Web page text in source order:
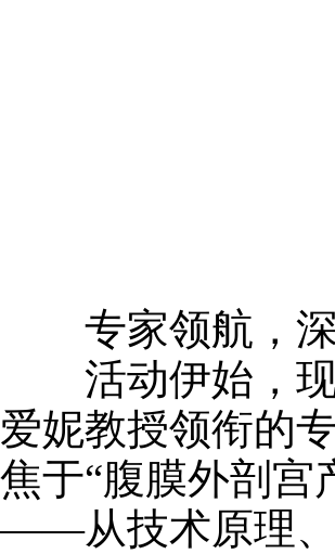
专家领航，深
活动伊始，现
爱妮教授领衔的
焦于“腹膜外剖宫
——从技术原理、